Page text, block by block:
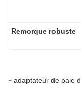
Remorque robuste
adaptateur de pale